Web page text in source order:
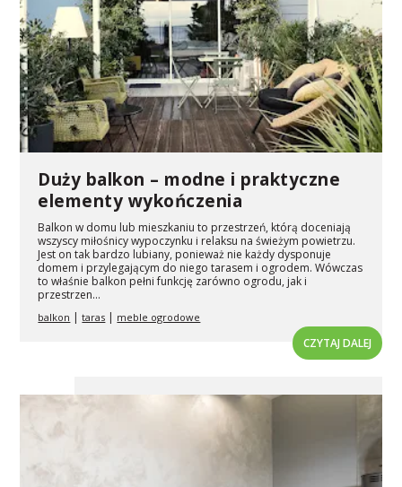
Duży balkon – modne i praktyczne
elementy wykończenia
Balkon w domu lub mieszkaniu to przestrzeń, którą doceniają
wszyscy miłośnicy wypoczynku i relaksu na świeżym powietrzu.
Jest on tak bardzo lubiany, ponieważ nie każdy dysponuje
domem i przylegającym do niego tarasem i ogrodem. Wówczas
to właśnie balkon pełni funkcję zarówno ogrodu, jak i
przestrzen...
balkon |taras | meble ogrodowe
CZYTAJ DALEJ